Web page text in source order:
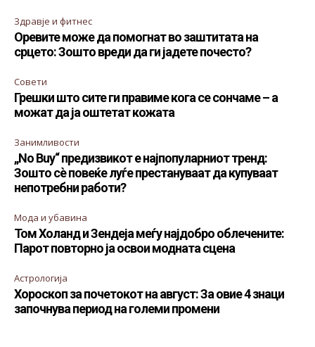
Здравје и фитнес
Оревите може да помогнат во заштитата на
срцето: Зошто вреди да ги јадете почесто?
Совети
Грешки што сите ги правиме кога се сончаме – а
можат да ја оштетат кожата
Занимливости
„No Buy“ предизвикот е најпопуларниот тренд:
Зошто сè повеќе луѓе престануваат да купуваат
непотребни работи?
Мода и убавина
Том Холанд и Зендеја меѓу најдобро облечените:
Парот повторно ја освои модната сцена
Астрологија
Хороскоп за почетокот на август: За овие 4 знаци
започнува период на големи промени